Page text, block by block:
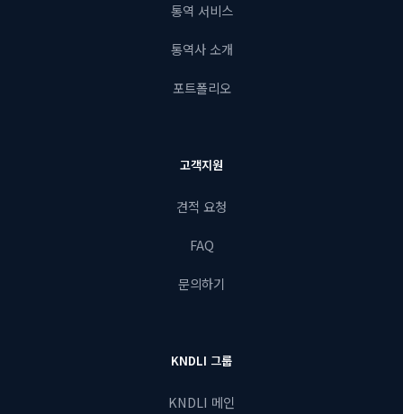
통역 서비스
통역사 소개
포트폴리오
고객지원
견적 요청
FAQ
문의하기
KNDLI 그룹
KNDLI 메인